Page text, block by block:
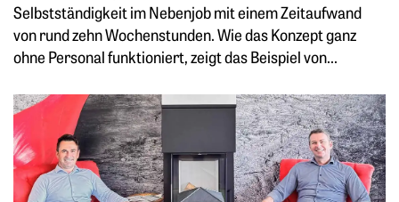
Selbstständigkeit im Nebenjob mit einem Zeitaufwand
von rund zehn Wochenstunden. Wie das Konzept ganz
ohne Personal funktioniert, zeigt das Beispiel von...
Weiterlesen: Starker Partner für den Hausbau